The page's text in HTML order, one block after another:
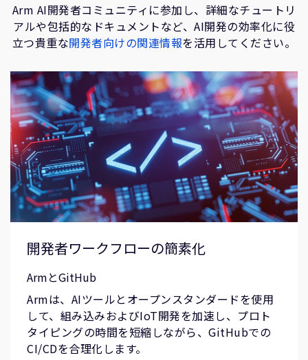
Arm AI開発者コミュニティに参加し、詳細なチュートリ
アルや包括的なドキュメントなど、AI開発の効率化に役
立つ貴重な開発者向けの関連情報を活用してください。
開発者ワークフローの簡素化
ArmとGitHub
Armは、AIツールとオープンスタンダードを使用
して、組み込みおよびIoT開発を加速し、プロト
タイピングの時間を短縮しながら、GitHubでの
CI/CDを合理化します。